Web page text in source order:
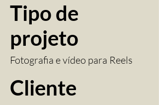
Tipo de
projeto
Fotografia e vídeo para Reels
Cliente